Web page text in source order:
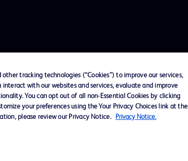
使用条款
BD and the BD Logo
and Company. All
tracking technologies (“Cookies”) to improve our services,
with our websites and services, evaluate and improve
You can opt out of all non-Essential Cookies by clicking
your preferences using the Your Privacy Choices link at the
please review our Privacy Notice.
Privacy Notice.